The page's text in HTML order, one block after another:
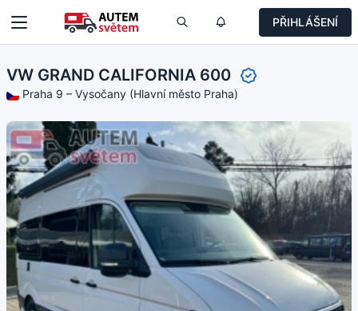
PŘIHLÁŠENÍ
VW GRAND CALIFORNIA 600
Praha 9 – Vysočany (Hlavní město Praha)